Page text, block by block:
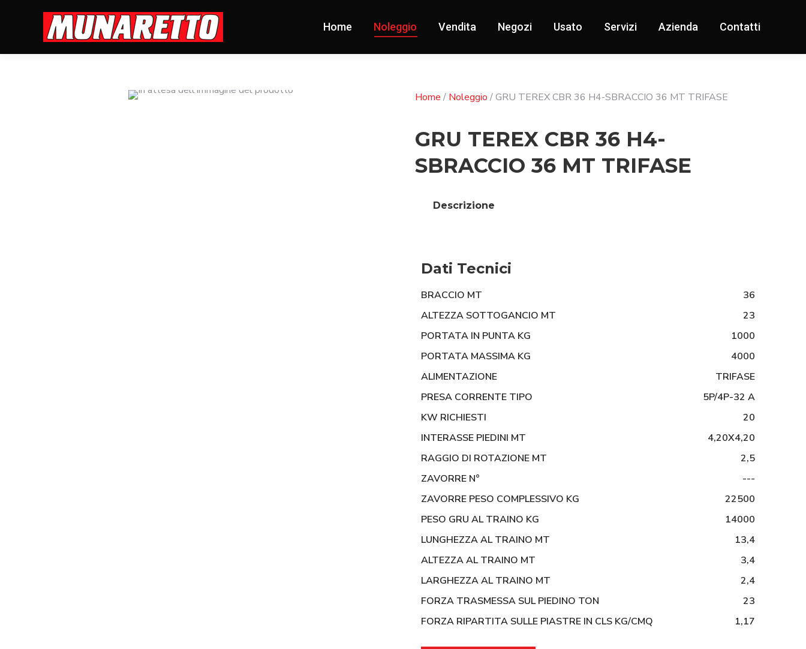
Home Noleggio Vendita Negozi Usato Servizi Azienda Contatti
Home / Noleggio / GRU TEREX CBR 36 H4-SBRACCIO 36 MT TRIFASE
GRU TEREX CBR 36 H4-
SBRACCIO 36 MT TRIFASE
Descrizione
Dati Tecnici
BRACCIO MT
36
ALTEZZA SOTTOGANCIO MT
23
PORTATA IN PUNTA KG
1000
PORTATA MASSIMA KG
4000
ALIMENTAZIONE
TRIFASE
PRESA CORRENTE TIPO
5P/4P-32 A
KW RICHIESTI
20
INTERASSE PIEDINI MT
4,20X4,20
RAGGIO DI ROTAZIONE MT
2,5
ZAVORRE N°
---
ZAVORRE PESO COMPLESSIVO KG
22500
PESO GRU AL TRAINO KG
14000
LUNGHEZZA AL TRAINO MT
13,4
ALTEZZA AL TRAINO MT
3,4
LARGHEZZA AL TRAINO MT
2,4
FORZA TRASMESSA SUL PIEDINO TON
23
FORZA RIPARTITA SULLE PIASTRE IN CLS KG/CMQ
1,17